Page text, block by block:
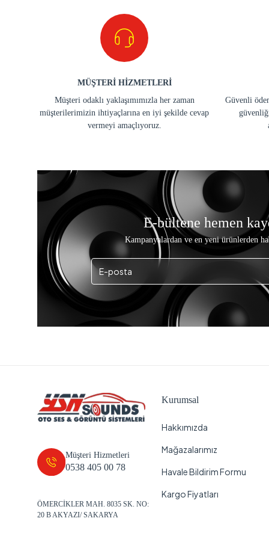
MÜŞTERİ HİZMETLERİ
Müşteri odaklı yaklaşımımızla her zaman
müşterilerimizin ihtiyaçlarına en iyi şekilde cevap
vermeyi amaçlıyoruz.
Güvenli
E-bültene hemen
Kampanyalardan ve en yeni ürünlerden
Müşteri Hizmetleri
0538 405 00 78
ÖMERCİKLER MAH. 8035 SK. NO:
20 B AKYAZI/ SAKARYA
Kurumsal
Hakkımızda
Mağazalarımız
Havale Bildirim Formu
Kargo Fiyatları